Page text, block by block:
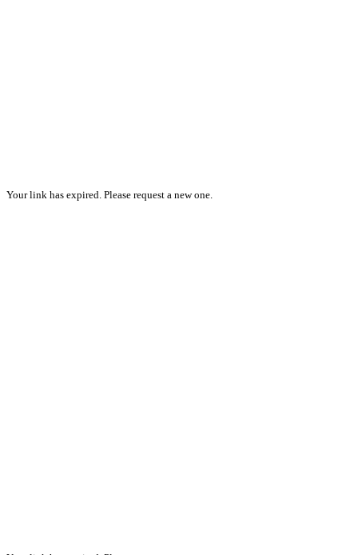
Your link has expired. Please request a new one.